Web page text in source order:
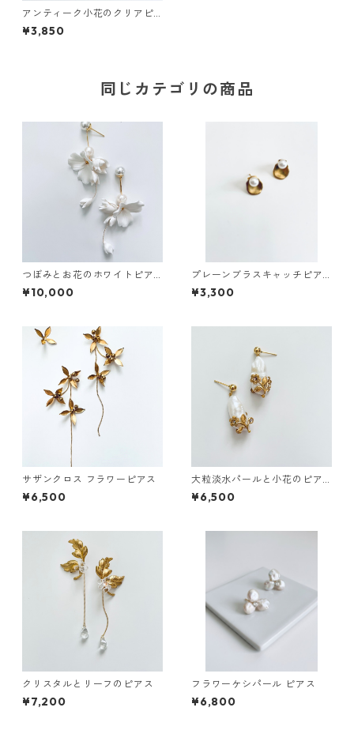
アンティーク小花のクリアピ
アス
¥3,850
同じカテゴリの商品
つぼみとお花のホワイトピア
ス
¥10,000
プレーンブラスキャッチピア
ス
¥3,300
サザンクロス フラワーピアス
¥6,500
大粒淡水パールと小花のピア
ス
¥6,500
クリスタルとリーフのピアス
¥7,200
フラワーケシパール ピアス
¥6,800